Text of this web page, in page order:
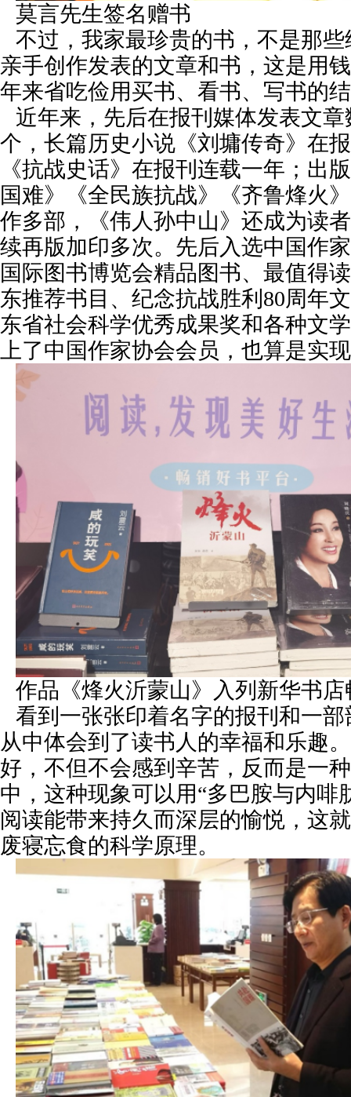
莫言先生签名赠书
不过，我家最珍贵的书，不是那
亲手创作发表的文章和书，这是用
年来省吃俭用买书、看书、写书的
近年来，先后在报刊媒体发表文
个，长篇历史小说《刘墉传奇》在
《抗战史话》在报刊连载一年；出
国难》《全民族抗战》《齐鲁烽火
作多部，《伟人孙中山》还成为读
续再版加印多次。先后入选中国作
国际图书博览会精品图书、最值得
东推荐书目、纪念抗战胜利80周年
东省社会科学优秀成果奖和各种文
上了中国作家协会会员，也算是实
作品《烽火沂蒙山》入列新华书
看到一张张印着名字的报刊和一
从中体会到了读书人的幸福和乐趣
好，不但不会感到辛苦，反而是一
中，这种现象可以用“多巴胺与内啡
阅读能带来持久而深层的愉悦，这
废寝忘食的科学原理。